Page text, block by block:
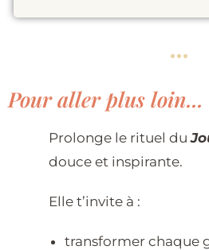
Pour aller plus loin...
Prolonge le rituel du
douce et inspirante.
Elle t’invite à :
transformer chaque